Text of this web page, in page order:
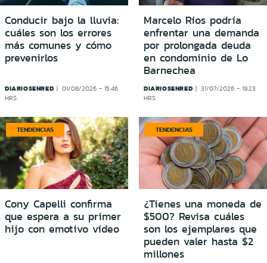
Conducir bajo la lluvia:
cuáles son los errores
más comunes y cómo
prevenirlos
DIARIOSENRED
01/08/2026 - 15:46
HRS
Marcelo Ríos podría
enfrentar una demanda
por prolongada deuda
en condominio de Lo
Barnechea
DIARIOSENRED
31/07/2026 - 19:23
HRS
TENDENCIAS
Cony Capelli confirma
que espera a su primer
hijo con emotivo vídeo
TENDENCIAS
¿Tienes una moneda de
$500? Revisa cuáles
son los ejemplares que
pueden valer hasta $2
millones